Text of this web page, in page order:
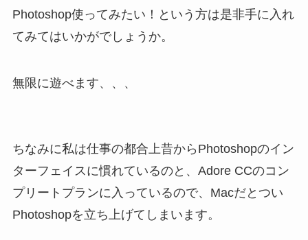
Photoshop使ってみたい！という方は是非手に入れ
てみてはいかがでしょうか。
無限に遊べます、、、
ちなみに私は仕事の都合上昔からPhotoshopのイン
ターフェイスに慣れているのと、Adore CCのコン
プリートプランに入っているので、Macだとつい
Photoshopを立ち上げてしまいます。